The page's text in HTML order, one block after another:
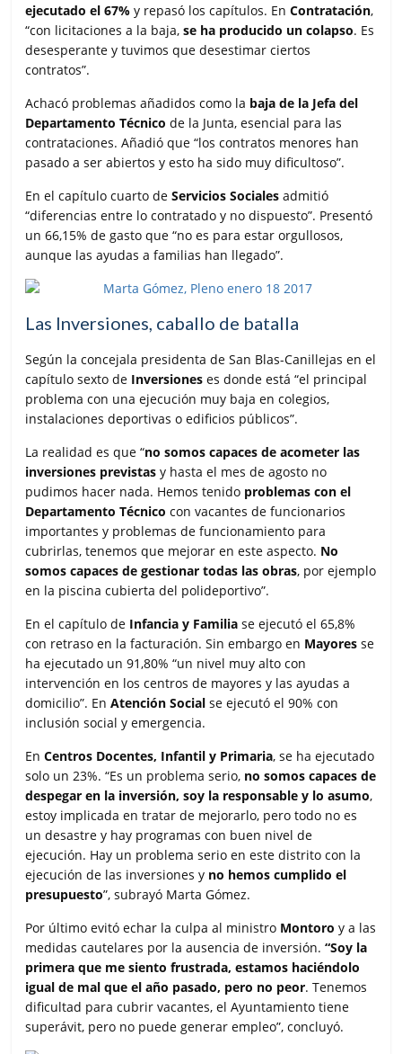
ejecutado el 67% y repasó los capítulos. EnContratación,
“con licitaciones a la baja,se ha producido un colapso. Es
desesperante y tuvimos que desestimar ciertos
contratos”.
Achacó problemas añadidos como la baja de la Jefa del
Departamento Técnico de la Junta, esencial para las
contrataciones. Añadió que “los contratos menores han
pasado a ser abiertos y esto ha sido muy dificultoso”.
En el capítulo cuarto deServicios Socialesadmitió
“diferencias entre lo contratado y no dispuesto”. Presentó
un 66,15% de gasto que “no es para estar orgullosos,
aunque las ayudas a familias han llegado”.
Las Inversiones, caballo de batalla
Según la concejala presidenta de San Blas-Canillejas en el
capítulo sexto de Inversiones es donde está “el principal
problema con una ejecución muy baja en colegios,
instalaciones deportivas o edificios públicos”.
La realidad es que “no somos capaces de acometer las
inversiones previstas y hasta el mes de agosto no
pudimos hacer nada. Hemos tenido problemas con el
Departamento Técnicocon vacantes de funcionarios
importantes y problemas de funcionamiento para
cubrirlas, tenemos que mejorar en este aspecto. No
somos capaces de gestionar todas las obras, por ejemplo
en la piscina cubierta del polideportivo”.
En el capítulo de Infancia y Familia se ejecutó el 65,8%
con retraso en la facturación. Sin embargo en Mayores se
ha ejecutado un 91,80% “un nivel muy alto con
intervención en los centros de mayores y las ayudas a
domicilio”. EnAtención Social se ejecutó el 90% con
inclusión social y emergencia.
EnCentros Docentes, Infantil y Primaria, se ha ejecutado
solo un 23%. “Es un problema serio, no somos capaces de
despegar en la inversión, soy la responsable y lo asumo,
estoy implicada en tratar de mejorarlo, pero todo no es
un desastre y hay programas con buen nivel de
ejecución. Hay un problema serio en este distrito con la
ejecución de las inversiones y no hemos cumplido el
presupuesto”, subrayó Marta Gómez.
Por último evitó echar la culpa al ministro Montoro y a las
medidas cautelares por la ausencia de inversión.“Soy la
primera que me siento frustrada, estamos haciéndolo
igual de mal que el año pasado, pero no peor. Tenemos
dificultad para cubrir vacantes, el Ayuntamiento tiene
superávit, pero no puede generar empleo”, concluyó.